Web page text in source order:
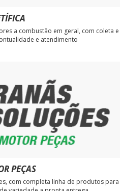
a combustão em geral, com coleta e
e atendimento
PEÇAS
com completa linha de produtos para